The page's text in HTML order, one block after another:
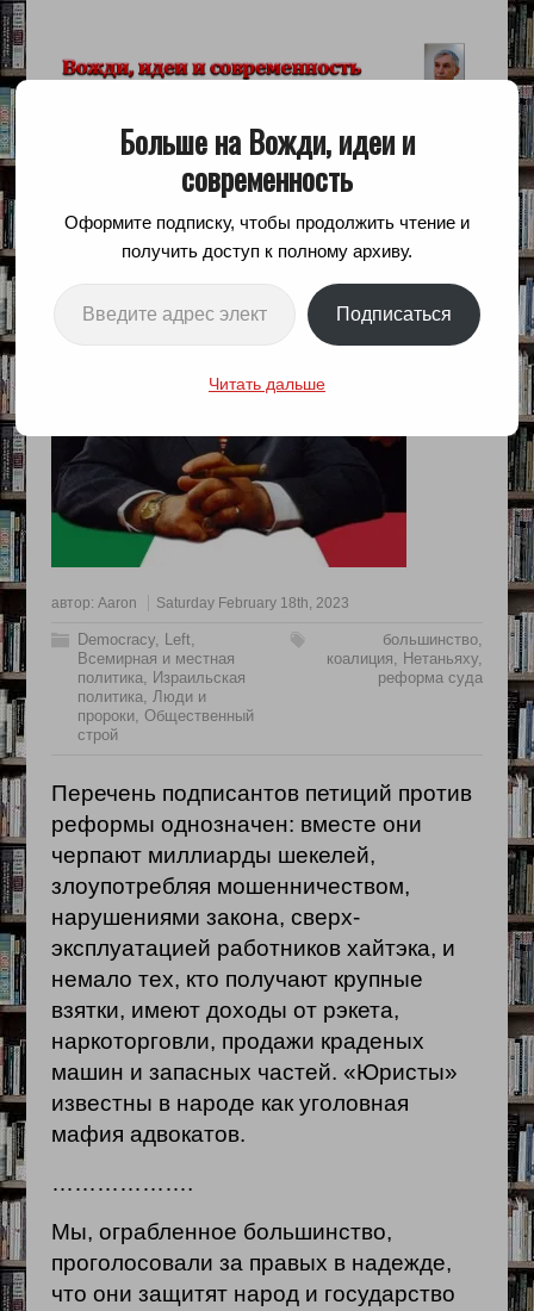
Блог Аарона Гаускнехта
ПРОТИВНИКИ РЕФОРМЫ —
КТО ВЫ?
автор: Aaron Saturday February 18th, 2023
Democracy, Left,
Всемирная и местная
политика, Израильская
политика, Люди и
пророки, Общественный
строй
большинство,
коалиция, Нетаньяху,
реформа суда
Перечень подписантов петиций против
реформы однозначен: вместе они
черпают миллиарды шекелей,
злоупотребляя мошенничеством,
нарушениями закона, сверх-
эксплуатацией работников хайтэка, и
немало тех, кто получают крупные
взятки, имеют доходы от рэкета,
наркоторговли, продажи краденых
машин и запасных частей. «Юристы»
известны в народе как уголовная
мафия адвокатов.
……………….
Мы, ограбленное большинство,
проголосовали за правых в надежде,
что они защитят народ и государство
Больше на Вожди, идеи и
современность
Оформите подписку, чтобы продолжить чтение и
получить доступ к полному архиву.
Введите адрес электронной почты…
Подписаться
Читать дальше